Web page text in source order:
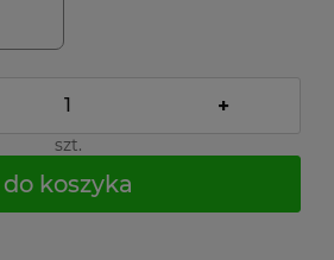
+
szt.
do koszyka